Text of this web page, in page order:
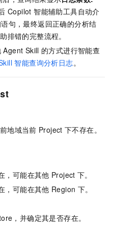
Copilot 智能辅助工具自动介
句，最终返回正确的分析结
排错的完整流程。
Agent Skill 的方式进行智能查
智能查询分析日志。
地域当前 Project 下不存在。
，可能在其他 Project 下。
，可能在其他 Region 下。
，并确定其是否存在。